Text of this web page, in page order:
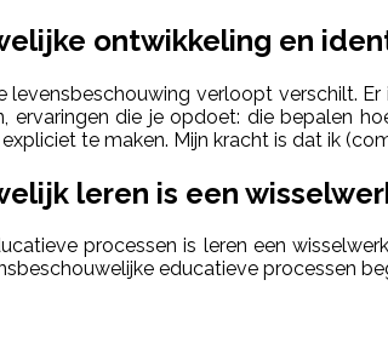
ontwikkeling en
levensbeschouwing verloopt verschilt.
ervaringen die je opdoet: die bepalen
te maken. Mijn kracht is dat ik
leren is een
processen is leren een
educatieve processen